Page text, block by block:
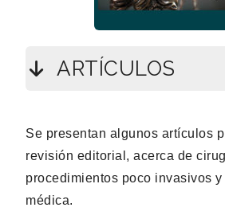
ARTÍCULOS
Se presentan algunos artículos
revisión editorial, acerca de
procedimientos poco invasivos
médica.